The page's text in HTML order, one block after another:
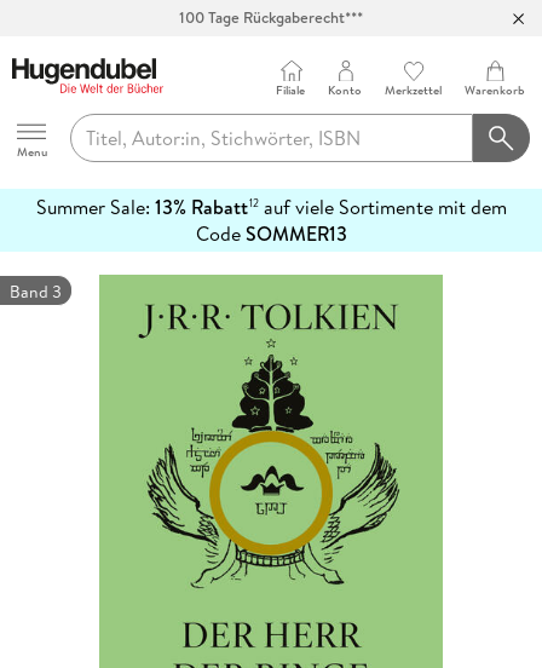
100 Tage Rückgaberecht***
Hugendubel
Menu
Filiale Konto Merkzettel Warenkorb
Summer Sale: 13% Rabatt12auf viele Sortimente mit dem
CodeSOMMER13
erfahren
Band 3